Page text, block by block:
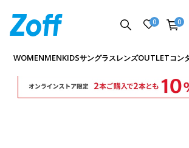
0 0
WOMENMENKIDSサングラスレンズOUTLETコン
商品詳細ページへ